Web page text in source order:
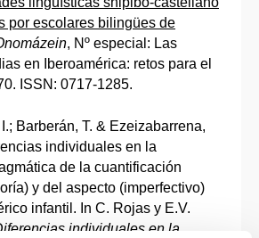
por escolares bilingües de
, Nº especial: Las
en Iberoamérica: retos para el
ISSN: 0717-1285.
Barberán, T. & Ezeizabarrena,
individuales en la
de la cuantificación
y del aspecto (imperfectivo)
infantil. In C. Rojas y E.V.
individuales en la